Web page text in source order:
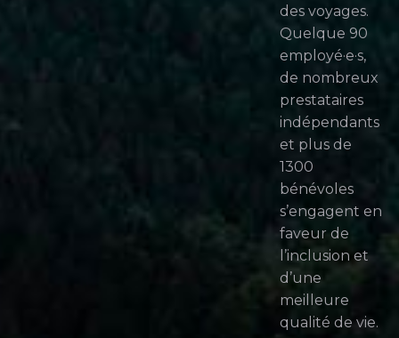
des voyages.
Quelque 90
employé·e·s,
de nombreux
prestataires
indépendants
et plus de
1300
bénévoles
s’engagent en
faveur de
l’inclusion et
d’une
meilleure
qualité de vie.